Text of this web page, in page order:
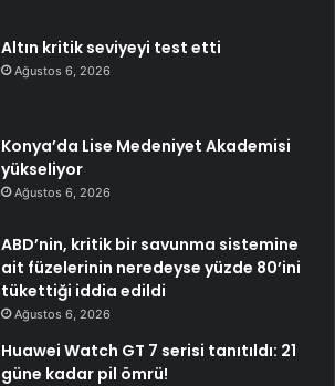
Altın kritik seviyeyi test etti
Ağustos 6, 2026
Konya’da Lise Medeniyet Akademisi
yükseliyor
Ağustos 6, 2026
ABD’nin, kritik bir savunma sistemine
ait füzelerinin neredeyse yüzde 80’ini
tükettiği iddia edildi
Ağustos 6, 2026
Huawei Watch GT 7 serisi tanıtıldı: 21
güne kadar pil ömrü!